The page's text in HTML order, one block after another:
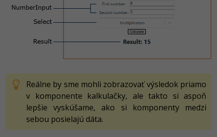
Reálne by sme mohli zobrazovať výsledok priamo
v komponente kalkulačky, ale takto si aspoň
lepšie vyskúšame, ako si komponenty medzi
sebou posielajú dáta.